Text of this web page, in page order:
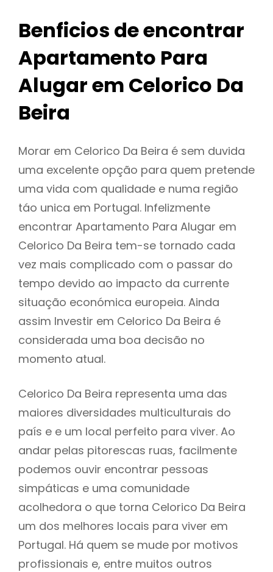
Benficios de encontrar
Apartamento Para
Alugar em Celorico Da
Beira
Morar em Celorico Da Beira é sem duvida
uma excelente opção para quem pretende
uma vida com qualidade e numa região
táo unica em Portugal. Infelizmente
encontrar Apartamento Para Alugar em
Celorico Da Beira tem-se tornado cada
vez mais complicado com o passar do
tempo devido ao impacto da currente
situação económica europeia. Ainda
assim Investir em Celorico Da Beira é
considerada uma boa decisão no
momento atual.
Celorico Da Beira representa uma das
maiores diversidades multiculturais do
país e e um local perfeito para viver. Ao
andar pelas pitorescas ruas, facilmente
podemos ouvir encontrar pessoas
simpáticas e uma comunidade
acolhedora o que torna Celorico Da Beira
um dos melhores locais para viver em
Portugal. Há quem se mude por motivos
profissionais e, entre muitos outros